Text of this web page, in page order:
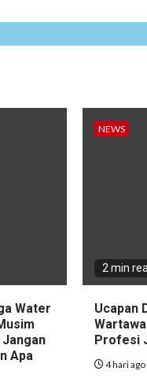
Water
Apa
NEWS
2 min
Ucapan
Profesi
4 hari ago